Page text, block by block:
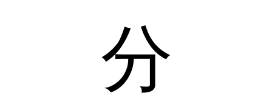
分